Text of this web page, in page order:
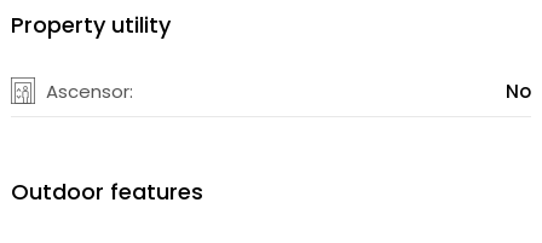
Property utility
Ascensor: No
Outdoor features